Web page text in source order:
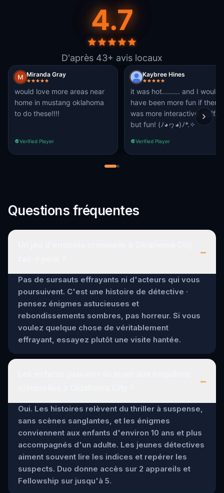
4.7
D'après 43+ avis locaux
Miranda Gray
would love more areas near
home in mustang oklahoma
to do these!!!!
Verified Player
Kaybree Hines
it was hot......... and I would
have been more fun if there
was more interactive stuff.
but fun! (⁠ﾉ⁠◕⁠ヮ⁠◕⁠)⁠ﾉ⁠*⁠.⁠✧
Verified Player
Questions fréquentes
–
Pas de sursauts effrayants ni d'acteurs qui vous
poursuivent. C'est une histoire de détective ·
pensez énigmes astucieuses et
rebondissements sombres, pas horreur. Si vous
voulez quelque chose de véritablement
effrayant, essayez plutôt une visite hantée.
–
Oui. Les histoires relèvent du thriller à suspense,
sans scènes sanglantes, et les énigmes
conviennent aux enfants d'environ 10 ans et plus
accompagnés d'un adulte. Les jeunes détectives
aiment souvent lire les indices et repérer les
suspects. Duo donne accès sur 2 appareils et
Fellowship sur jusqu'à 5.